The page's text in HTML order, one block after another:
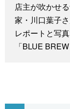
Images
People
店主が吹かせ
家・川口葉子
レポートと写
「BLUE